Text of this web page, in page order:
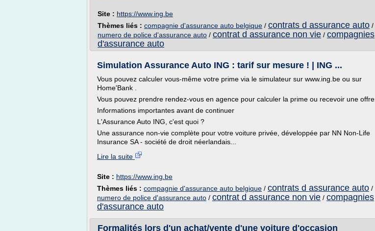
Site : https://www.ing.be
Thèmes liés : compagnie d'assurance auto belgique / contrats d assurance auto /
numero de police d'assurance auto / contrat d assurance non vie / compagnies
d'assurance auto
Simulation Assurance Auto ING : tarif sur mesure ! | ING ...
Vous pouvez calculer vous-même votre prime via le simulateur sur www.ing.be ou sur
Home'Bank .
Vous pouvez prendre rendez-vous en agence pour calculer la prime ou recevoir une offre.
Informations importantes avant de continuer
L'Assurance Auto ING, c'est quoi ?
Une assurance non-vie complète pour votre voiture privée, développée par NN Non-Life
Insurance SA - société de droit néerlandais...
Lire la suite
Site : https://www.ing.be
Thèmes liés : compagnie d'assurance auto belgique / contrats d assurance auto /
numero de police d'assurance auto / contrat d assurance non vie / compagnies
d'assurance auto
Formalités lors d'un achat/vente d'une voiture d'occasion